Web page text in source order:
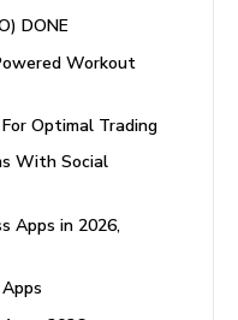
DONE
Workout
Optimal Trading
With Social
Apps in 2026,